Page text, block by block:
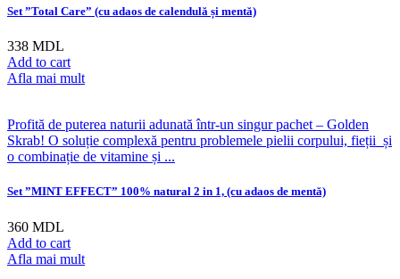
Set ”Total Care” (cu adaos de calendulă și mentă)
338 MDL
Add to cart
Afla mai mult
Profită de puterea naturii adunată într-un singur pachet – Golden
Skrab! O soluție complexă pentru problemele pielii corpului, fieții și
o combinație de vitamine și ...
Set ”MINT EFFECT” 100% natural 2 in 1, (cu adaos de mentă)
360 MDL
Add to cart
Afla mai mult